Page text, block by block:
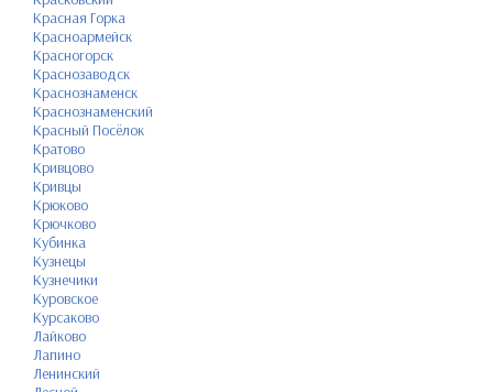
Красная Горка
Красноармейск
Красногорск
Краснозаводск
Краснознаменск
Краснознаменский
Красный Посёлок
Кратово
Кривцово
Кривцы
Крюково
Крючково
Кубинка
Кузнецы
Кузнечики
Куровское
Курсаково
Лайково
Лапино
Ленинский